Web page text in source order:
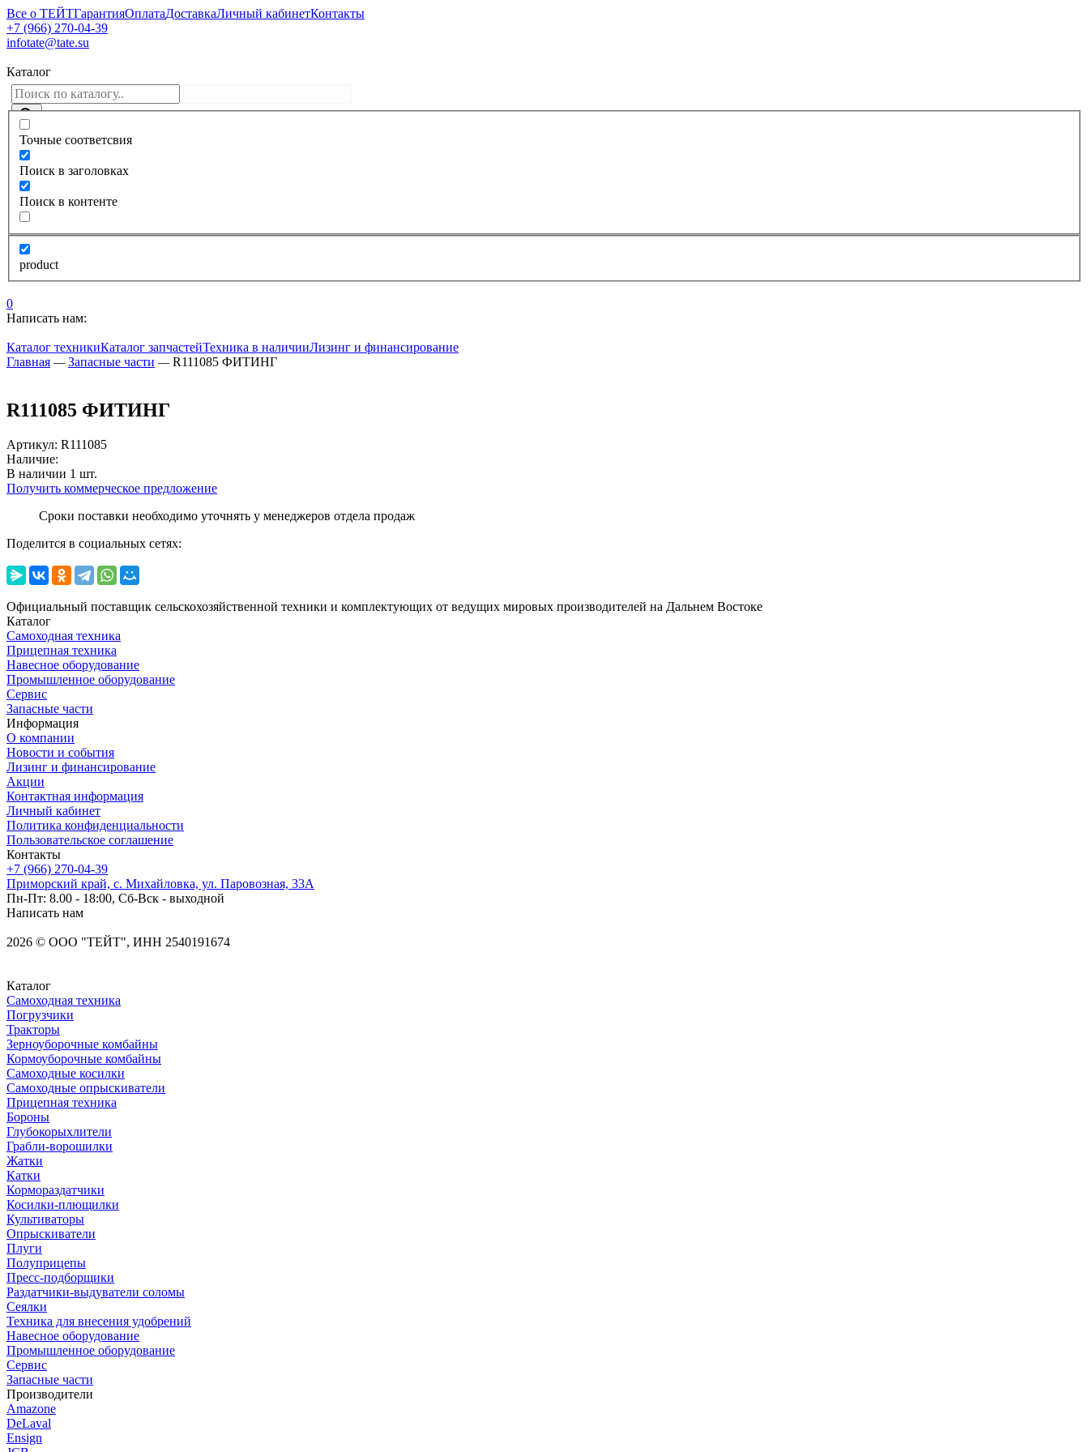
Все о ТЕЙТГарантияОплатаДоставкаЛичный кабинетКонтакты
+7 (966) 270-04-39
infotate@tate.su
Каталог
Точные соответсвия
Поиск в заголовках
Поиск в контенте
product
0
Написать нам:
Каталог техникиКаталог запчастейТехника в наличииЛизинг и финансирование
Главная — Запасные части — R111085 ФИТИНГ
R111085 ФИТИНГ
Артикул: R111085
Наличие:
В наличии 1 шт.
Получить коммерческое предложение
Сроки поставки необходимо уточнять у менеджеров отдела продаж
Поделится в социальных сетях:
Официальный поставщик сельскохозяйственной техники и комплектующих от ведущих мировых производителей на Дальнем Востоке
Каталог
Самоходная техника
Прицепная техника
Навесное оборудование
Промышленное оборудование
Сервис
Запасные части
Информация
О компании
Новости и события
Лизинг и финансирование
Акции
Контактная информация
Личный кабинет
Политика конфиденциальности
Пользовательское соглашение
Контакты
+7 (966) 270-04-39
Приморский край, с. Михайловка, ул. Паровозная, 33А
Пн-Пт: 8.00 - 18:00, Сб-Вск - выходной
Написать нам
2026 © OOO "ТЕЙТ", ИНН 2540191674
Каталог
Самоходная техника
Погрузчики
Тракторы
Зерноуборочные комбайны
Кормоуборочные комбайны
Самоходные косилки
Самоходные опрыскиватели
Прицепная техника
Бороны
Глубокорыхлители
Грабли-ворошилки
Жатки
Катки
Кормораздатчики
Косилки-плющилки
Культиваторы
Опрыскиватели
Плуги
Полуприцепы
Пресс-подборщики
Раздатчики-выдуватели соломы
Сеялки
Техника для внесения удобрений
Навесное оборудование
Промышленное оборудование
Сервис
Запасные части
Производители
Amazone
DeLaval
Ensign